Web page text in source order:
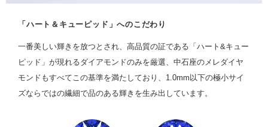
「ハート＆キューピッド」へのこだわり
一番美しい輝きを放つとされ、高品質の証である「ハート&キュー
ピッド」が現れるダイアモンドのみを厳選、中石座のメレダイヤ
モンドもすべてこの基準を満たしており、1.0mm以下の極小サイ
ズならではの繊細で品のある輝きを生み出しています。